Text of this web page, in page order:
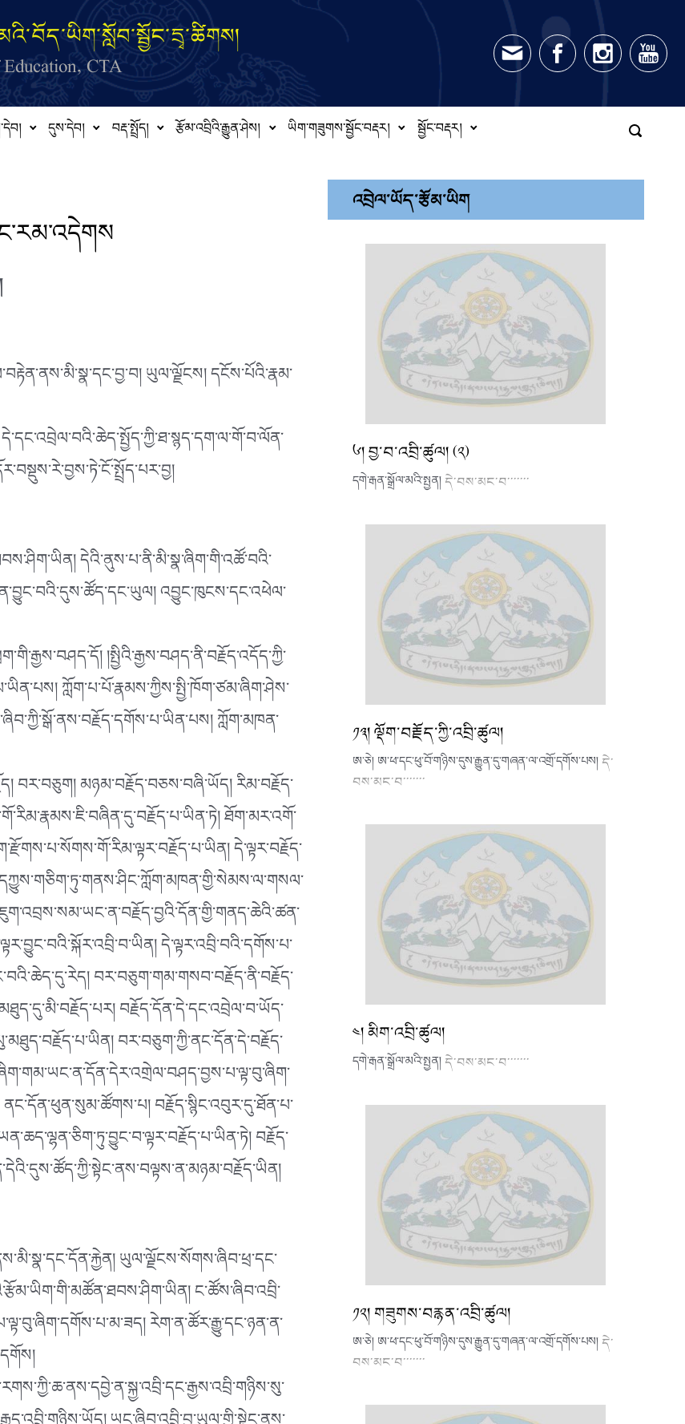
CTA
དུས་དེབ། བརྡ་སྤྲོད། རྩོམ་འབྲིའི་རྒྱུན་ཤེས། ཡིག་གཟུགས་སྦྱོང་བརྡར། སྦྱོང་བརྡར།
ཡུལ་ལྗོངས། དངོས་པོའི་རྣམ་
དེའི་ནུས་པ་ནི་མི་སྣ་ཞིག་གི་འཚོ་བའི་
འབྱུང་ཁུངས་དང་འཕེལ་
།སྤྱིའི་རྒྱས་བཤད་ནི་བརྗོད་འདོད་ཀྱི་
ཀློག་པ་པོ་རྣམས་ཀྱིས་སྤྱི་ཁོག་ཙམ་ཞིག་ཤེས་
ཀློག་མཁན་
བར་བཅུག། མཉམ་བརྗོད་བཅས་བཞི་ཡོད། རིམ་བརྗོད་
ཐོག་མར་འགོ་
དེ་ལྟར་བརྗོད་
དེ་ལྟར་འབྲི་བའི་དགོས་པ་
བར་བཅུག་གམ་གསབ་བརྗོད་ནི་བརྗོད་
བརྗོད་དོན་དེ་དང་འབྲེལ་བ་ཡོད་
བར་བཅུག་ཀྱི་ནང་དོན་དེ་བརྗོད་
བརྗོད་སྙིང་འབུར་དུ་ཐོན་པ་
བརྗོད་
ཡུལ་ལྗོངས་སོགས་ཞིབ་ཕྲ་དང་
ང་ཚོས་ཞིབ་འབྲི་
རེག་ན་ཚོར་རྒྱུ་དང་ཉན་ན་
འབྲེལ་ཡོད་རྩོམ་ཡིག
༦། བྱ་བ་འབྲི་ཚུལ། (༢)
དགེ་རྒན་སྒྲོལ་མའི་སྤྱན། དེ་བས་མང་བ་་་་་་་
༡༣། ལྡོག་བརྗོད་ཀྱི་འབྲི་ཚུལ།
ཨ་ཅེ། ཨ་ཕ་དང་ཕུ་བོ་གཉིས་དུས་རྒྱུན་དུ་གཞན་ལ་འགྲོ་དགོས་པས། དེ་
བས་མང་བ་་་་་་་
༤། མིག་འབྲི་ཚུལ།
དགེ་རྒན་སྒྲོལ་མའི་སྤྱན། དེ་བས་མང་བ་་་་་་་
༡༢། གཟུགས་བརྙན་འབྲི་ཚུལ།
ཨ་ཅེ། ཨ་ཕ་དང་ཕུ་བོ་གཉིས་དུས་རྒྱུན་དུ་གཞན་ལ་འགྲོ་དགོས་པས། དེ་
བས་མང་བ་་་་་་་